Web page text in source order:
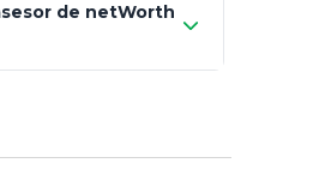
totalmente
de netWorth
reasigna